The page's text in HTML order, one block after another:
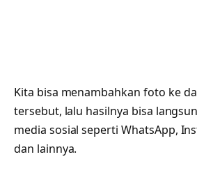
Kita bisa menambahkan foto ke
tersebut, lalu hasilnya bisa
media sosial seperti WhatsApp,
dan lainnya.